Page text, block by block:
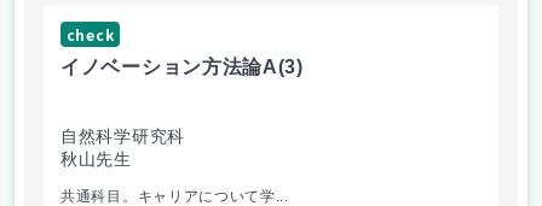
check
イノベーション方法論A(3)
自然科学研究科
秋山先生
共通科目。キャリアについて学...